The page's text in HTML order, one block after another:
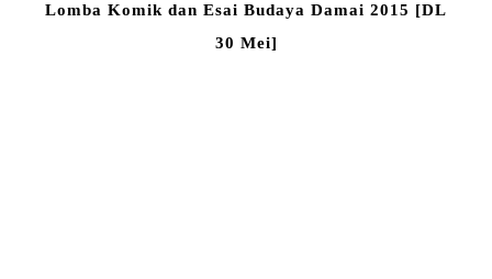
Lomba Komik dan Esai Budaya Damai 2015 [DL
30 Mei]